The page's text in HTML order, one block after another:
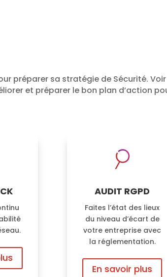
préparer sa stratégie de Sécurité. Voir
et préparer le bon plan d’action
AUDIT RGPD
Faites l’état des lieux
du niveau d’écart de
votre entreprise avec
la réglementation.
En savoir plus